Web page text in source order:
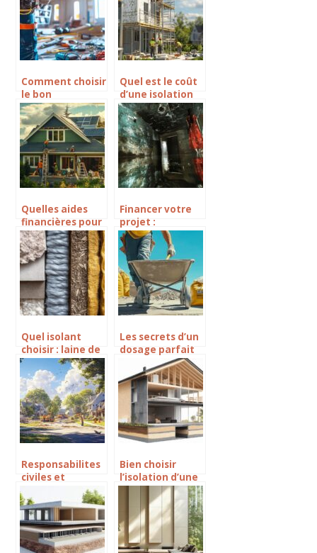
une construction
rapide et flexible
Comment choisir
le bon
électricien pour
la rénovation de
votre maison à
Caen et ses
environs
Quel est le coût
d’une isolation
maison par
l’extérieur ?
Quelles aides
financières pour
vos travaux de
rénovation
extérieure ?
Financer votre
projet :
Comment
aménager une
salle de bain
pour une
personne à
mobilité réduite
avec les aides de
Quel isolant
choisir : laine de
verre, de roche,
de bois ?
Comparatif
detaille pour
une maison
saine
Les secrets d’un
dosage parfait
pour votre
beton fibre
Responsabilites
civiles et
sanctions
concernant les
bruits de
travaux le
dimanche :
Bien choisir
l’isolation d’une
dalle en terre-
plein pour un
avenir maisons
bois